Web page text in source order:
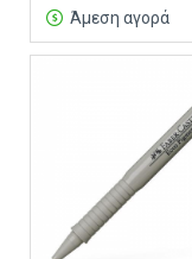
Άμεση αγορά